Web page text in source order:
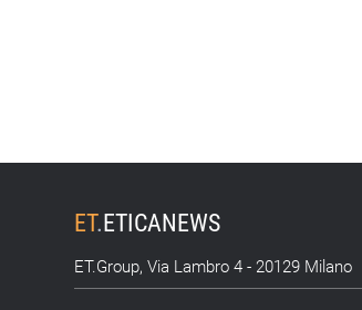
ET.ETICANEWS
ET.Group, Via Lambro 4 - 20129 Milano